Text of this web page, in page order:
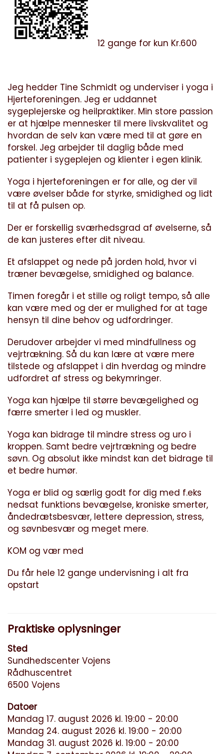
12 gange for kun Kr.600
Jeg hedder Tine Schmidt og underviser i yoga i
Hjerteforeningen. Jeg er uddannet
sygeplejerske og heilpraktiker. Min store passion
er at hjælpe mennesker til mere livskvalitet og
hvordan de selv kan være med til at gøre en
forskel. Jeg arbejder til daglig både med
patienter i sygeplejen og klienter i egen klinik.
Yoga i hjerteforeningen er for alle, og der vil
være øvelser både for styrke, smidighed og lidt
til at få pulsen op.
Der er forskellig sværhedsgrad af øvelserne, så
de kan justeres efter dit niveau.
Et afslappet og nede på jorden hold, hvor vi
træner bevægelse, smidighed og balance.
Timen foregår i et stille og roligt tempo, så alle
kan være med og der er mulighed for at tage
hensyn til dine behov og udfordringer.
Derudover arbejder vi med mindfullness og
vejrtrækning. Så du kan lære at være mere
tilstede og afslappet i din hverdag og mindre
udfordret af stress og bekymringer.
Yoga kan hjælpe til større bevægelighed og
færre smerter i led og muskler.
Yoga kan bidrage til mindre stress og uro i
kroppen. Samt bedre vejrtrækning og bedre
søvn. Og absolut ikke mindst kan det bidrage til
et bedre humør.
Yoga er blid og særlig godt for dig med f.eks
nedsat funktions bevægelse, kroniske smerter,
åndedrætsbesvær, lettere depression, stress,
og søvnbesvær og meget mere.
KOM og vær med
Du får hele 12 gange undervisning i alt fra
opstart
Praktiske oplysninger
Sted
Sundhedscenter Vojens
Rådhuscentret
6500 Vojens
Datoer
Mandag 17. august 2026 kl. 19:00 - 20:00
Mandag 24. august 2026 kl. 19:00 - 20:00
Mandag 31. august 2026 kl. 19:00 - 20:00